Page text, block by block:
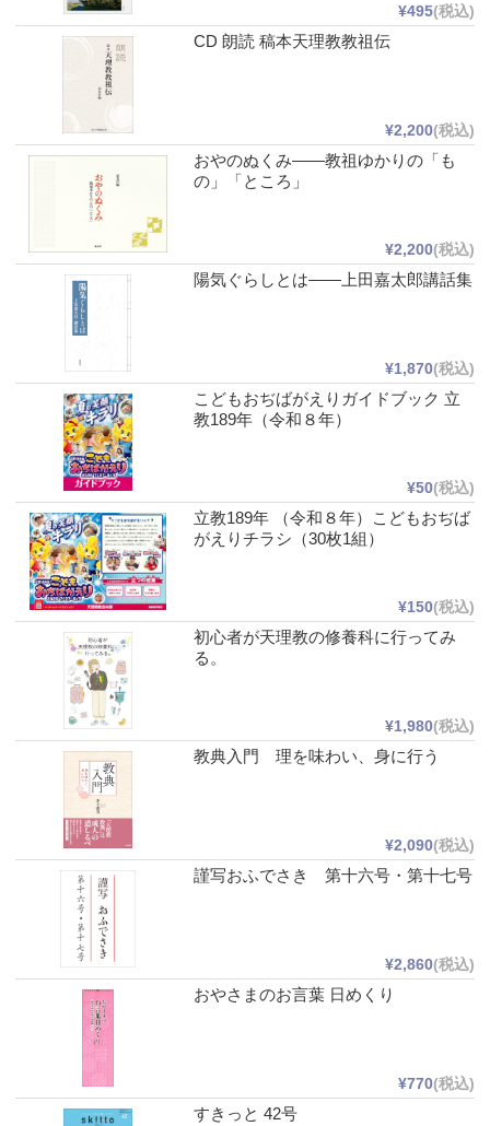
¥495(税込)
CD 朗読 稿本天理教教祖伝
¥2,200(税込)
おやのぬくみ――教祖ゆかりの「も
の」「ところ」
¥2,200(税込)
陽気ぐらしとは――上田嘉太郎講話集
¥1,870(税込)
こどもおぢばがえりガイドブック 立
教189年（令和８年）
¥50(税込)
立教189年 （令和８年）こどもおぢば
がえりチラシ（30枚1組）
¥150(税込)
初心者が天理教の修養科に行ってみ
る。
¥1,980(税込)
教典入門 理を味わい、身に行う
¥2,090(税込)
謹写おふでさき 第十六号・第十七号
¥2,860(税込)
おやさまのお言葉 日めくり
¥770(税込)
すきっと 42号